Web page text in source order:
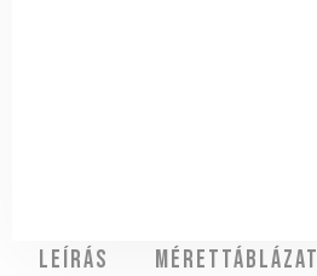
Leírás Mérettáblázat